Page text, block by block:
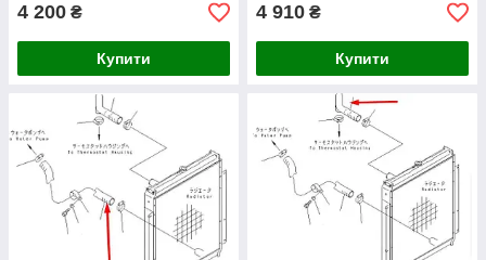
4 200 ₴
Купити
4 910 ₴
Купити